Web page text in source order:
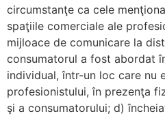
circumstanţe ca cele
spaţiile comerciale ale
mijloace de comunicare la
consumatorul a fost abordat
individual, într-un loc care nu
profesionistului, în prezenţa
şi a consumatorului; d)